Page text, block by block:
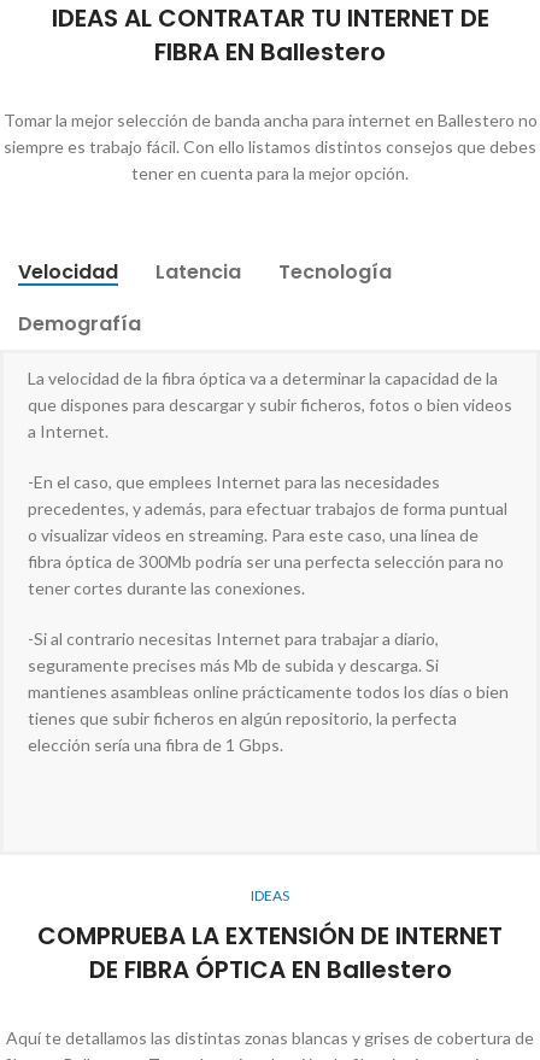
IDEAS AL CONTRATAR TU INTERNET DE
FIBRA EN Ballestero
Tomar la mejor selección de banda ancha para internet en Ballestero no
siempre es trabajo fácil. Con ello listamos distintos consejos que debes
tener en cuenta para la mejor opción.
Velocidad Latencia
Tecnología
Demografía
La velocidad de la fibra óptica va a determinar la capacidad de la
que dispones para descargar y subir ficheros, fotos o bien videos
a Internet.
-En el caso, que emplees Internet para las necesidades
precedentes, y además, para efectuar trabajos de forma puntual
o visualizar videos en streaming. Para este caso, una línea de
fibra óptica de 300Mb podría ser una perfecta selección para no
tener cortes durante las conexiones.
-Si al contrario necesitas Internet para trabajar a diario,
seguramente precises más Mb de subida y descarga. Si
mantienes asambleas online prácticamente todos los días o bien
tienes que subir ficheros en algún repositorio, la perfecta
elección sería una fibra de 1 Gbps.
IDEAS
COMPRUEBA LA EXTENSIÓN DE INTERNET
DE FIBRA ÓPTICA EN Ballestero
Aquí te detallamos las distintas zonas blancas y grises de cobertura de